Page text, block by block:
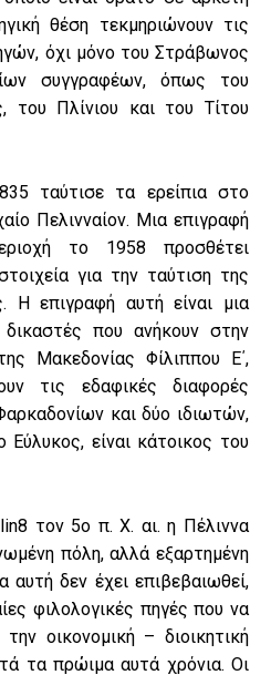
θέση τεκμηριώνουν τις
όχι μόνο του Στράβωνος
συγγραφέων, όπως του
του Πλίνιου και του Τίτου
ταύτισε τα ερείπια στο
Πελινναίον. Μια επιγραφή
το 1958 προσθέτει
για την ταύτιση της
Η επιγραφή αυτή είναι μια
που ανήκουν στην
Μακεδονίας Φίλιππου Ε΄,
τις εδαφικές διαφορές
και δύο ιδιωτών,
είναι κάτοικος του
τον 5ο π. Χ. αι. η Πέλιννα
πόλη, αλλά εξαρτημένη
δεν έχει επιβεβαιωθεί,
φιλολογικές πηγές που να
οικονομική – διοικητική
τα πρώιμα αυτά χρόνια. Οι